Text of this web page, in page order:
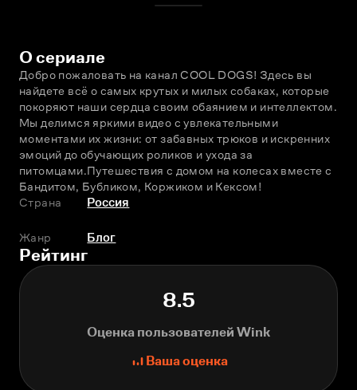
О сериале
Добро пожаловать на канал COOL DOGS! Здесь вы
найдете всё о самых крутых и милых собаках, которые
покоряют наши сердца своим обаянием и интеллектом.
Мы делимся яркими видео с увлекательными
моментами их жизни: от забавных трюков и искренних
эмоций до обучающих роликов и ухода за
питомцами.Путешествия с домом на колесах вместе с
Бандитом, Бубликом, Коржиком и Кексом!
Страна
Россия
Жанр Блог
Рейтинг
8.5
Оценка пользователей Wink
Ваша оценка